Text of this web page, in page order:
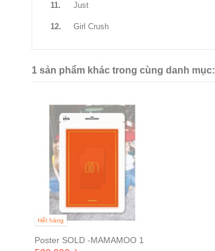
11. Just
12. Girl Crush
1 sản phẩm khác trong cùng danh mục:
Hết hàng
Poster SOLD -MAMAMOO 1